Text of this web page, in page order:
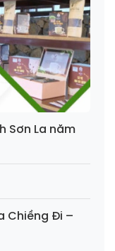
Sơn La năm
Chiềng Đi –